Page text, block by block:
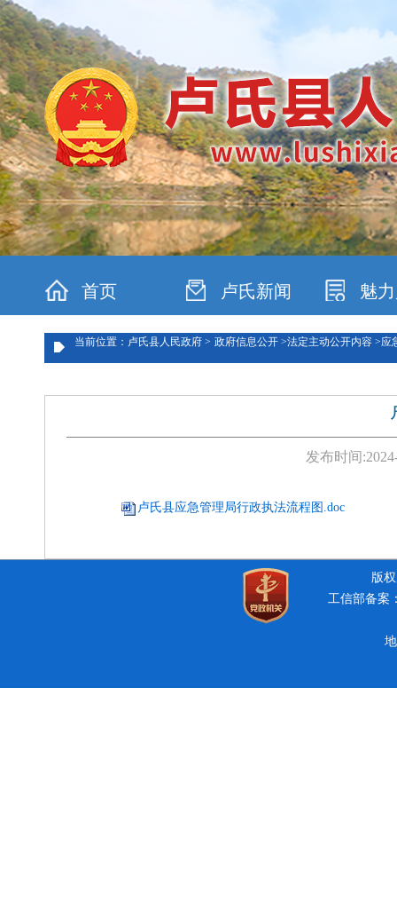
首页 卢氏新闻 魅
当前位置：卢氏县人民政府 > 政府信息公开 >法定主动公开内容 >应
发布时间:
卢氏县应急管理局行政执法流程图.doc
版
工信部备案